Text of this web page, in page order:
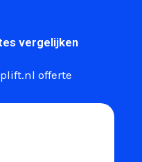
vergelijken
offerte